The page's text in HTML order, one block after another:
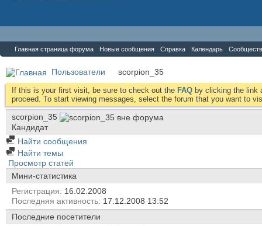
Главная страница форума Новые сообщения Справка Календарь
Пользователи scorpion_35
If this is your first visit, be sure to check out the FAQ by clicking the link
proceed. To start viewing messages, select the forum that you want to
scorpion_35
Кандидат
Найти сообщения
Найти темы
Просмотр статей
Мини-статистика
Регистрация
16.02.2008
Последняя активность 17.12.2008 13:52
Последние посетители